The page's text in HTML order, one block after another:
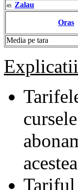
49. Zalau
Oras
Media pe tara
Tariful